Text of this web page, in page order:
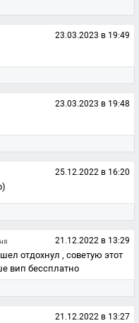
23.03.2023 в 19:49
23.03.2023 в 19:48
25.12.2022 в 16:20
21.12.2022 в 13:29
отдохнул , советую этот
вип бессплатно
21.12.2022 в 13:27